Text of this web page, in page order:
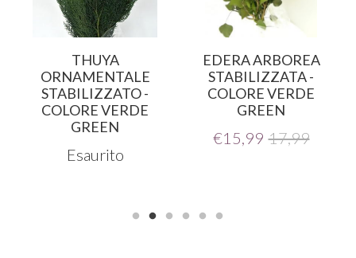
THUYA
ORNAMENTALE
STABILIZZATO -
COLORE VERDE
GREEN
Esaurito
EDERA ARBOREA
STABILIZZATA -
COLORE VERDE
GREEN
€15,99 17,99